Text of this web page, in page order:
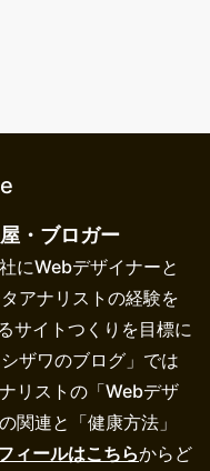
・ブロガー
にWebデザイナーと
アナリストの経験を
サイトつくりを目標に
ザワのブログ」では
リストの「Webデザ
関連と「健康方法」
ィールはこちらからど